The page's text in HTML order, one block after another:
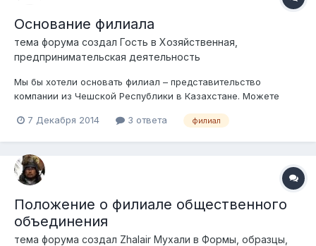
Основание филиала
тема форума создал Гость в Хозяйственная,
предпринимательская деятельность
Мы бы хотели основать филиал – представительство
компании из Чешской Республики в Казахстане. Можете
коммерческую деятельность – может заключать договоры с
нашей головной организации ·...
7 Декабря 2014 3 ответа филиал
Положение о филиале общественного
объединения
тема форума создал Zhalair Мухали в Формы, образцы,